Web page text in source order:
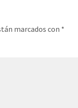
marcados con *